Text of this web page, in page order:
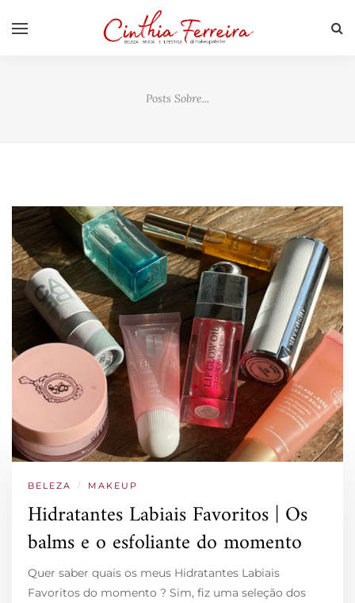
Posts Sobre...
BELEZA / MAKEUP
Hidratantes Labiais Favoritos | Os
balms e o esfoliante do momento
Quer saber quais os meus Hidratantes Labiais
Favoritos do momento ? Sim, fiz uma seleção dos